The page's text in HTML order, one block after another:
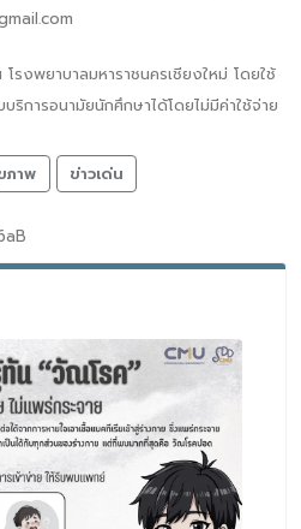
งพยาบาลมหาราชนครเชียงใหม่ โดยใช้
การอนามัยนักศึกษาได้โดยไม่มีค่าใช้จ่าย
ภาพ ข่าวเด่น